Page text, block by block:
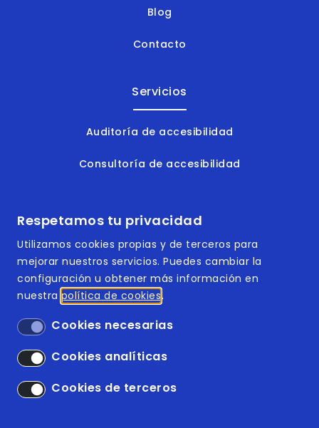
Respetamos tu privacidad
Utilizamos cookies propias y de terceros para
mejorar nuestros servicios. Puedes cambiar la
configuración u obtener más información en
nuestra política de cookies
Cookies necesarias
Cookies analíticas
Cookies de terceros
Blog
Contacto
Servicios
Auditoría de accesibilidad
Consultoría de accesibilidad
Documentos accesibles
Footer | Menú ISO 9001:2015
ISO 14001:2015
Accesibilidad